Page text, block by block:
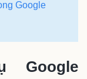
Google
Google